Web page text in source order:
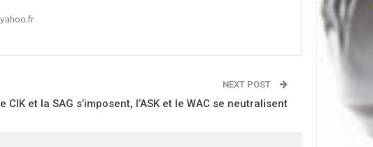
NEXT POST
CIK et la SAG s’imposent, l’ASK et le WAC se neutralisent